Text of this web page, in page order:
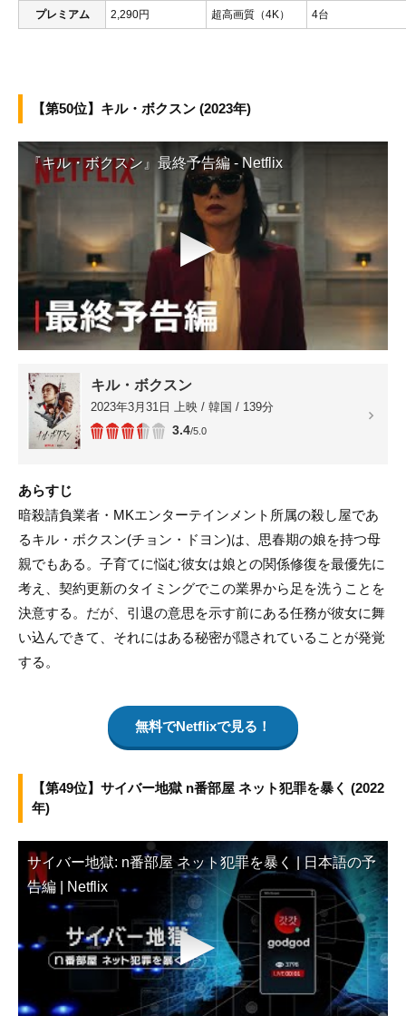
プレミアム 2,290円 超高画質（4K） 4台
【第50位】キル・ボクスン (2023年)
『キル・ボクスン』最終予告編 - Netflix
▶
キル・ボクスン
2023年3月31日 上映 / 韓国 / 139分
3.4/5.0
あらすじ
暗殺請負業者・MKエンターテインメント所属の殺し屋であ
るキル・ボクスン(チョン・ドヨン)は、思春期の娘を持つ母
親でもある。子育てに悩む彼女は娘との関係修復を最優先に
考え、契約更新のタイミングでこの業界から足を洗うことを
決意する。だが、引退の意思を示す前にある任務が彼女に舞
い込んできて、それにはある秘密が隠されていることが発覚
する。
無料でNetflixで見る！
【第49位】サイバー地獄 n番部屋 ネット犯罪を暴く (2022
年)
サイバー地獄: n番部屋 ネット犯罪を暴く | 日本語の予
告編 | Netflix
▶